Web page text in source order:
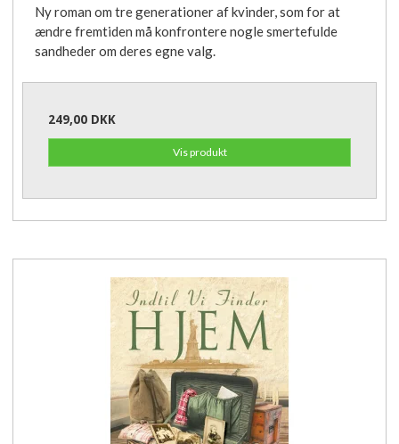
Ny roman om tre generationer af kvinder, som for at
ændre fremtiden må konfrontere nogle smertefulde
sandheder om deres egne valg.
249,00 DKK
Vis produkt